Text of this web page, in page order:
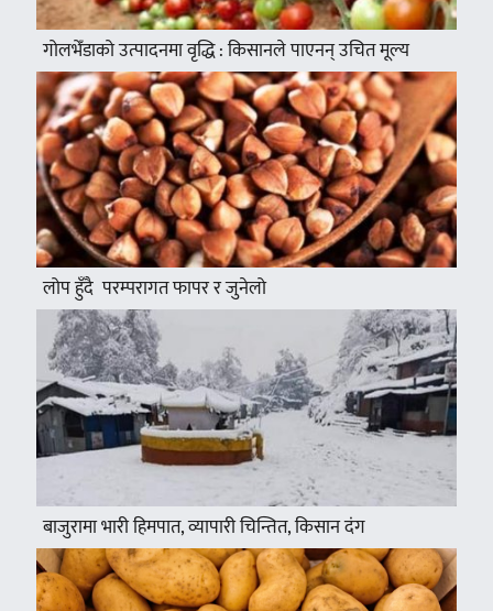
गोलभेँडाको उत्पादनमा वृद्धि : किसानले पाएनन् उचित मूल्य
लोप हुँदै परम्परागत फापर र जुनेलो
बाजुरामा भारी हिमपात, व्यापारी चिन्तित, किसान दंग